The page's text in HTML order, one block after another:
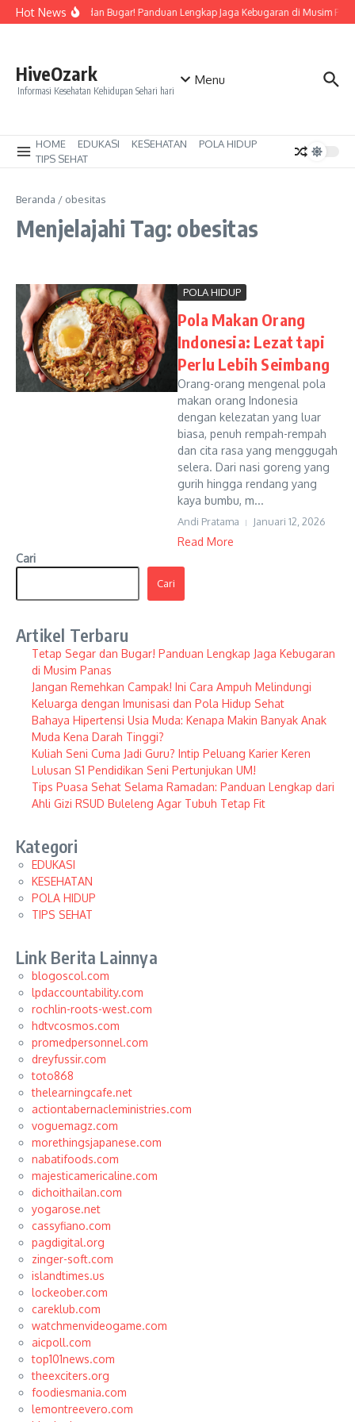
Lewati ke konten
Hot News
Tetap Segar dan Bugar! Panduan Lengkap Jaga Kebugaran di Musim
HiveOzark
Informasi Kesehatan Kehidupan Sehari hari
Menu
HOME EDUKASI KESEHATAN
POLA HIDUP
TIPS SEHAT
Beranda / obesitas
Menjelajahi Tag: obesitas
POLA HIDUP
Pola Makan Orang
Indonesia: Lezat tapi
Perlu Lebih Seimbang
Orang-orang mengenal pola
makan orang Indonesia
dengan kelezatan yang luar
biasa, penuh rempah-rempah
dan cita rasa yang menggugah
selera. Dari nasi goreng yang
gurih hingga rendang yang
kaya bumbu, m...
Andi Pratama Januari 12, 2026
Read More
Cari
Cari
Artikel Terbaru
Tetap Segar dan Bugar! Panduan Lengkap Jaga Kebugaran
di Musim Panas
Jangan Remehkan Campak! Ini Cara Ampuh Melindungi
Keluarga dengan Imunisasi dan Pola Hidup Sehat
Bahaya Hipertensi Usia Muda: Kenapa Makin Banyak Anak
Muda Kena Darah Tinggi?
Kuliah Seni Cuma Jadi Guru? Intip Peluang Karier Keren
Lulusan S1 Pendidikan Seni Pertunjukan UM!
Tips Puasa Sehat Selama Ramadan: Panduan Lengkap dari
Ahli Gizi RSUD Buleleng Agar Tubuh Tetap Fit
Kategori
EDUKASI
KESEHATAN
POLA HIDUP
TIPS SEHAT
Link Berita Lainnya
blogoscol.com
lpdaccountability.com
rochlin-roots-west.com
hdtvcosmos.com
promedpersonnel.com
dreyfussir.com
toto868
thelearningcafe.net
actiontabernacleministries.com
voguemagz.com
morethingsjapanese.com
nabatifoods.com
majesticamericaline.com
dichoithailan.com
yogarose.net
cassyfiano.com
pagdigital.org
zinger-soft.com
islandtimes.us
lockeober.com
careklub.com
watchmenvideogame.com
aicpoll.com
top101news.com
theexciters.org
foodiesmania.com
lemontreevero.com